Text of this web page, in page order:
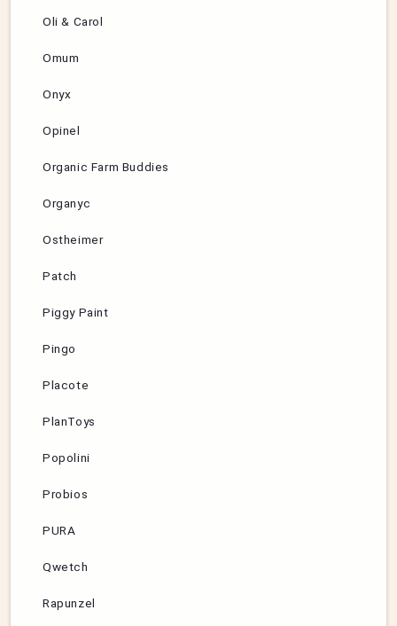
Oli & Carol
Omum
Onyx
Opinel
Organic Farm Buddies
Organyc
Ostheimer
Patch
Piggy Paint
Pingo
Placote
PlanToys
Popolini
Probios
PURA
Qwetch
Rapunzel